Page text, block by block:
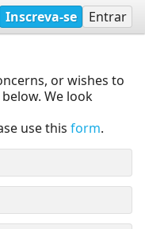
Inscreva-se Entrar
or wishes to
We look
use this form.